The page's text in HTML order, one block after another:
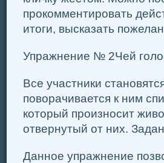
прокомментировать
итоги, высказать
Упражнение № 2Чей
Все участники
поворачивается к ним
который произносит
отвернутый от них.
Данное упражнение